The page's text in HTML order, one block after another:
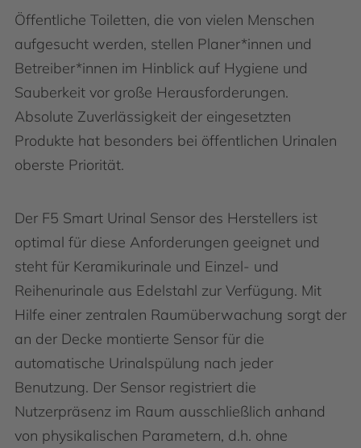
Öffentliche Toiletten, die von vielen Menschen
aufgesucht werden, stellen Planer*innen und
Betreiber*innen im Hinblick auf Hygiene und
Sauberkeit vor große Herausforderungen.
Absolute Zuverlässigkeit der eingesetzten
Produkte hat besonders bei öffentlichen Urinalen
oberste Priorität.
Der F5 Smart Urinal Sensor des Herstellers ist
optimal für diese Anforderungen geeignet und
steht für Keramikurinale und Einzel- und
Reihenurinale aus Edelstahl zur Verfügung. Mit
Hilfe einer zentralen Raumüberwachung sorgt der
an der Decke montierte Sensor für die
automatische Urinalspülung nach jeder
Benutzung. Der Sensor registriert die
Nutzerpräsenz im Raum ausschließlich anhand
von physikalischen Parametern, d.h. ohne